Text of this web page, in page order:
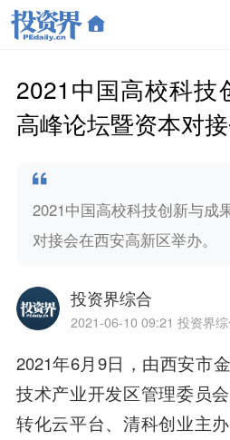
2021中国高校科技
高峰论坛暨资本对
2021中国高校科技创新与成
对接会在西安高新区举办。
投资界综合
2021-06-10 09:21 投资界
2021年6月9日，由西安市
技术产业开发区管理委员
转化云平台、清科创业主